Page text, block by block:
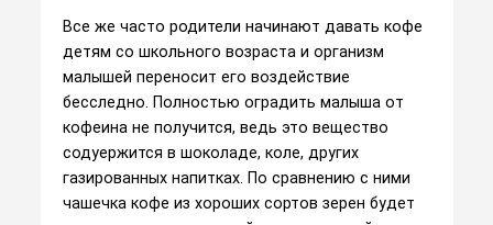
Все же часто родители начинают давать кофе
детям со школьного возраста и организм
малышей переносит его воздействие
бесследно. Полностью оградить малыша от
кофеина не получится, ведь это вещество
содуержится в шоколаде, коле, других
газированных напитках. По сравнению с ними
чашечка кофе из хороших сортов зерен будет